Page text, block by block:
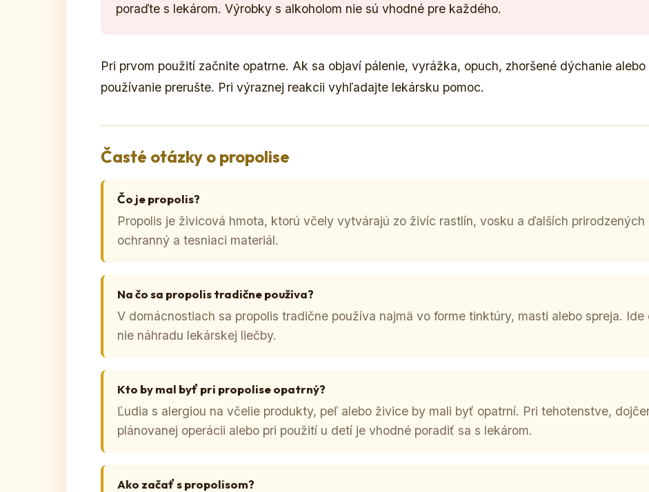
poraďte s lekárom. Výrobky s alkoholom nie sú vhodné pre každého.
Pri prvom použití začnite opatrne. Ak sa objaví pálenie, vyrážka, opuch, zhoršené dýchanie
používanie prerušte. Pri výraznej reakcii vyhľadajte lekársku pomoc.
Časté otázky o propolise
Čo je propolis?
Propolis je živicová hmota, ktorú včely vytvárajú zo živíc rastlín, vosku a ďalších
ochranný a tesniaci materiál.
Na čo sa propolis tradične používa?
V domácnostiach sa propolis tradične používa najmä vo forme tinktúry, masti alebo spreja.
nie náhradu lekárskej liečby.
Kto by mal byť pri propolise opatrný?
Ľudia s alergiou na včelie produkty, peľ alebo živice by mali byť opatrní. Pri tehotenstve,
plánovanej operácii alebo pri použití u detí je vhodné poradiť sa s lekárom.
Ako začať s propolisom?